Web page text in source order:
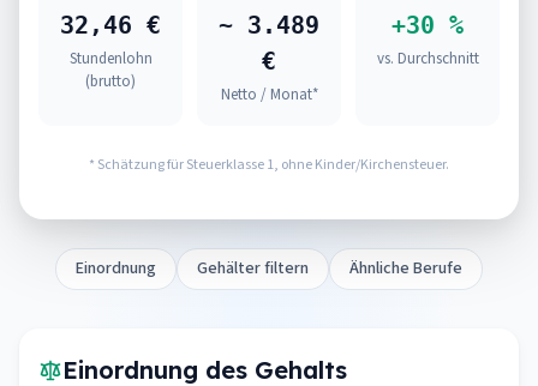
32,46 €
Stundenlohn
(brutto)
~ 3.489
€
Netto / Monat*
+30 %
vs. Durchschnitt
* Schätzung für Steuerklasse 1, ohne Kinder/Kirchensteuer.
Einordnung Gehälter filtern Ähnliche Berufe
Einordnung des Gehalts